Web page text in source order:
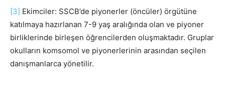
[3] Ekimciler: SSCB’de piyonerler (öncüler) örgütüne
katılmaya hazırlanan 7-9 yaş aralığında olan ve piyoner
birliklerinde birleşen öğrencilerden oluşmaktadır. Gruplar
okulların komsomol ve piyonerlerinin arasından seçilen
danışmanlarca yönetilir.